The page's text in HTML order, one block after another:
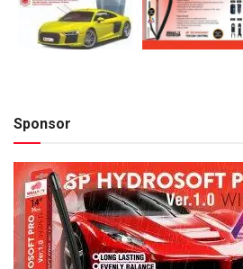
Sponsor